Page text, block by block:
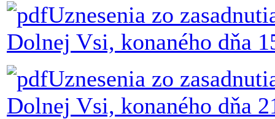
Uznesenia zo
Dolnej Vsi, konaného dňa
Uznesenia zo
Dolnej Vsi, konaného dňa